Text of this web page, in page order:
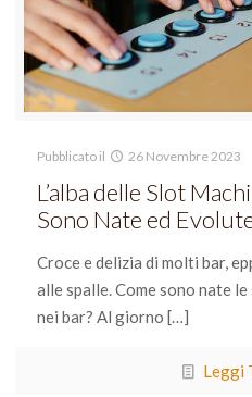
Pubblicato il 26 Novembre 2023
L’alba delle Slot
Sono Nate ed
Croce e delizia di molti bar,
alle spalle. Come sono nate
nei bar? Al giorno […]
Leggi